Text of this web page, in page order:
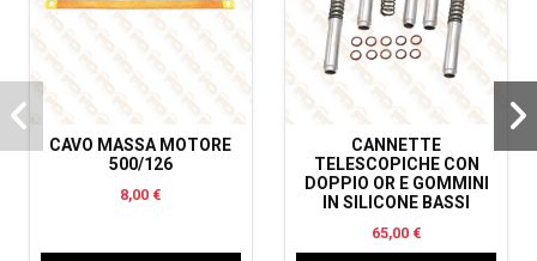
CAVO MASSA MOTORE
500/126
8,00 €
CANNETTE
TELESCOPICHE CON
DOPPIO OR E GOMMINI
IN SILICONE BASSI
65,00 €